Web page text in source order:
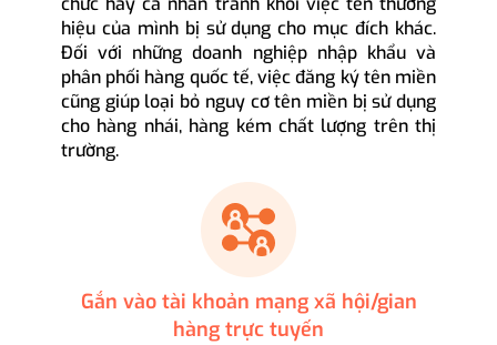
hiệu của mình bị sử dụng cho mục đích khác.
Đối với những doanh nghiệp nhập khẩu và
phân phối hàng quốc tế, việc đăng ký tên miền
cũng giúp loại bỏ nguy cơ tên miền bị sử dụng
cho hàng nhái, hàng kém chất lượng trên thị
trường.
Gắn vào tài khoản mạng xã hội/gian
hàng trực tuyến